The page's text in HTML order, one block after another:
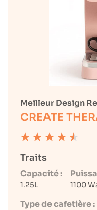
Meilleur Design
CREATE
Traits
Capacité :
1.25L 1100
Type de cafetière :